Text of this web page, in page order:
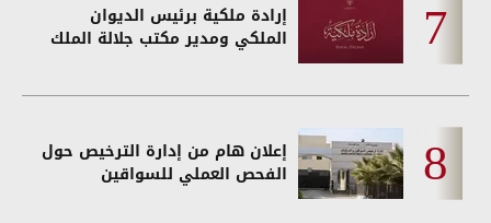
إرادة ملكية برئيس الديوان
الملكي ومدير مكتب جلالة الملك
إعلان هام من إدارة الترخيص حول
الفحص العملي للسواقين